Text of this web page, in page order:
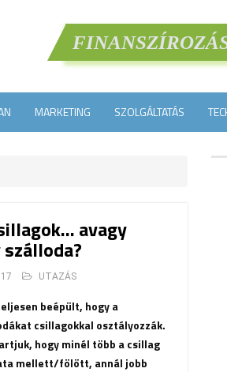
MARKETING SZOLGÁLTATÁS
avagy
UTAZÁS
beépült, hogy a
csillagokkal osztályozzák.
hogy minél több a csillag
mellett/fölött, annál jobb